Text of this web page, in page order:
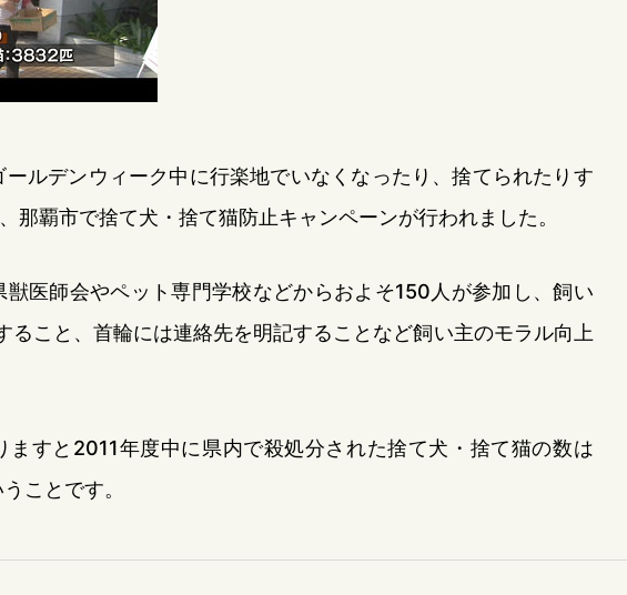
ルデンウィーク中に行楽地でいなくなったり、捨てられたりす
那覇市で捨て犬・捨て猫防止キャンペーンが行われました。
獣医師会やペット専門学校などからおよそ150人が参加し、飼い
ること、首輪には連絡先を明記することなど飼い主のモラル向上
ますと2011年度中に県内で殺処分された捨て犬・捨て猫の数は
ことです。